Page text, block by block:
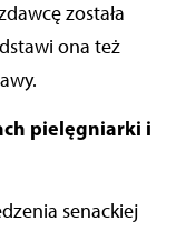
została
ona też
pielęgniarki i
senackiej